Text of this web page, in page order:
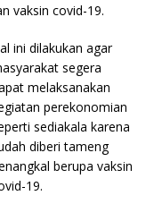
vaksin covid-19.
ini dilakukan agar
segera
melaksanakan
perekonomian
sediakala karena
diberi tameng
berupa vaksin
19.